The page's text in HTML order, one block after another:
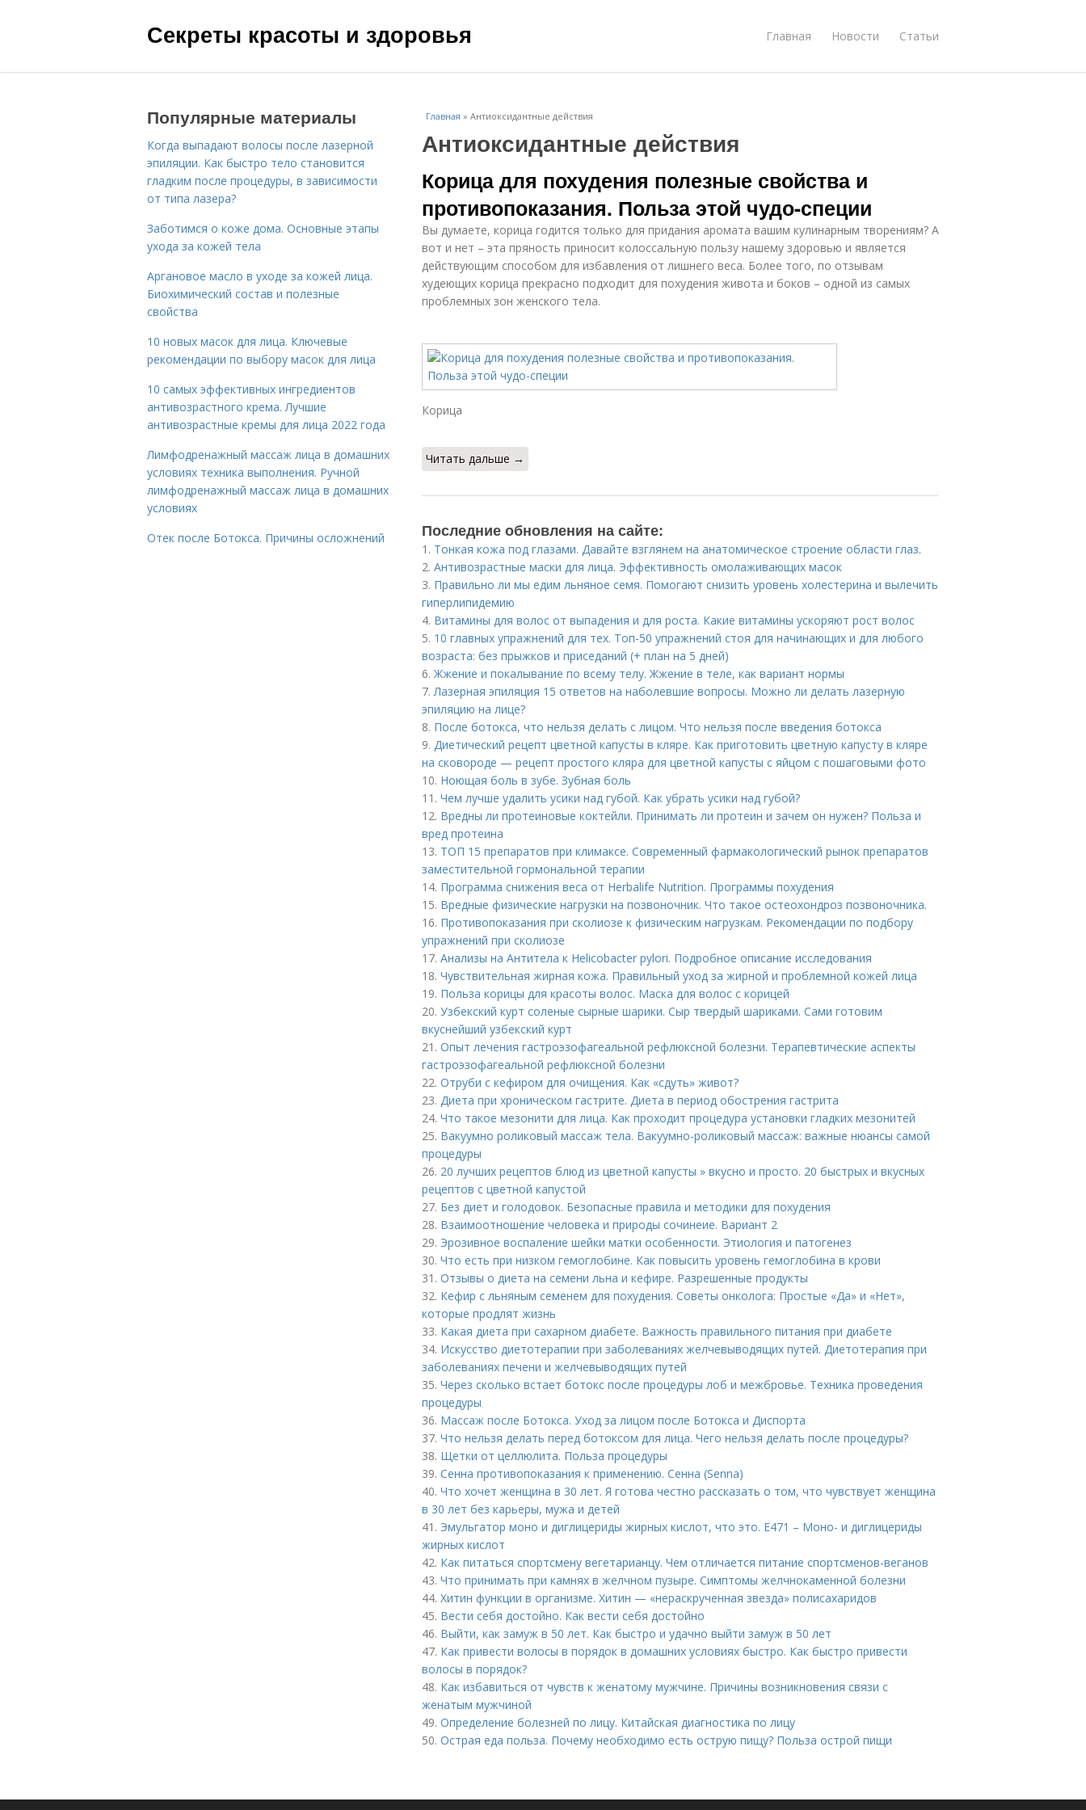
Секреты красоты и здоровья Главная Новости Статьи
Главная » Антиоксидантные действия
Антиоксидантные действия
Корица для похудения полезные свойства и
противопоказания. Польза этой чудо-специи
Вы думаете, корица годится только для придания аромата вашим кулинарным творениям? А
вот и нет – эта пряность приносит колоссальную пользу нашему здоровью и является
действующим способом для избавления от лишнего веса. Более того, по отзывам
худеющих корица прекрасно подходит для похудения живота и боков – одной из самых
проблемных зон женского тела.
Корица
Читать дальше →
Последние обновления на сайте:
1. Тонкая кожа под глазами. Давайте взглянем на анатомическое строение области глаз.
2. Антивозрастные маски для лица. Эффективность омолаживающих масок
3. Правильно ли мы едим льняное семя. Помогают снизить уровень холестерина и вылечить
гиперлипидемию
4. Витамины для волос от выпадения и для роста. Какие витамины ускоряют рост волос
5. 10 главных упражнений для тех. Топ-50 упражнений стоя для начинающих и для любого
возраста: без прыжков и приседаний (+ план на 5 дней)
6.Жжение и покалывание по всему телу. Жжение в теле, как вариант нормы
7.Лазерная эпиляция 15 ответов на наболевшие вопросы. Можно ли делать лазерную
эпиляцию на лице?
8. После ботокса, что нельзя делать с лицом. Что нельзя после введения ботокса
9. Диетический рецепт цветной капусты в кляре. Как приготовить цветную капусту в кляре
на сковороде — рецепт простого кляра для цветной капусты с яйцом с пошаговыми фото
10. Ноющая боль в зубе. Зубная боль
11. Чем лучше удалить усики над губой. Как убрать усики над губой?
12. Вредны ли протеиновые коктейли. Принимать ли протеин и зачем он нужен? Польза и
вред протеина
13. ТОП 15 препаратов при климаксе. Современный фармакологический рынок препаратов
заместительной гормональной терапии
14. Программа снижения веса от Herbalife Nutrition. Программы похудения
15. Вредные физические нагрузки на позвоночник. Что такое остеохондроз позвоночника.
16. Противопоказания при сколиозе к физическим нагрузкам. Рекомендации по подбору
упражнений при сколиозе
17. Анализы на Антитела к Helicobacter pylori. Подробное описание исследования
18. Чувствительная жирная кожа. Правильный уход за жирной и проблемной кожей лица
19. Польза корицы для красоты волос. Маска для волос с корицей
20. Узбекский курт соленые сырные шарики. Сыр твердый шариками. Сами готовим
вкуснейший узбекский курт
21. Опыт лечения гастроэзофагеальной рефлюксной болезни. Терапевтические аспекты
гастроэзофагеальной рефлюксной болезни
22. Отруби с кефиром для очищения. Как «сдуть» живот?
23. Диета при хроническом гастрите. Диета в период обострения гастрита
24. Что такое мезонити для лица. Как проходит процедура установки гладких мезонитей
25. Вакуумно роликовый массаж тела. Вакуумно-роликовый массаж: важные нюансы самой
процедуры
26. 20 лучших рецептов блюд из цветной капусты » вкусно и просто. 20 быстрых и вкусных
рецептов с цветной капустой
27. Без диет и голодовок. Безопасные правила и методики для похудения
28. Взаимоотношение человека и природы сочинеие. Вариант 2
29. Эрозивное воспаление шейки матки особенности. Этиология и патогенез
30. Что есть при низком гемоглобине. Как повысить уровень гемоглобина в крови
31. Отзывы о диета на семени льна и кефире. Разрешенные продукты
32. Кефир с льняным семенем для похудения. Советы онколога: Простые «Да» и «Нет»,
которые продлят жизнь
33. Какая диета при сахарном диабете. Важность правильного питания при диабете
34. Искусство диетотерапии при заболеваниях желчевыводящих путей. Диетотерапия при
заболеваниях печени и желчевыводящих путей
35. Через сколько встает ботокс после процедуры лоб и межбровье. Техника проведения
процедуры
36. Массаж после Ботокса. Уход за лицом после Ботокса и Диспорта
37. Что нельзя делать перед ботоксом для лица. Чего нельзя делать после процедуры?
38. Щетки от целлюлита. Польза процедуры
39. Сенна противопоказания к применению. Сенна (Senna)
40. Что хочет женщина в 30 лет. Я готова честно рассказать о том, что чувствует женщина
в 30 лет без карьеры, мужа и детей
41. Эмульгатор моно и диглицериды жирных кислот, что это. Е471 – Моно- и диглицериды
жирных кислот
42. Как питаться спортсмену вегетарианцу. Чем отличается питание спортсменов-веганов
43. Что принимать при камнях в желчном пузыре. Симптомы желчнокаменной болезни
44. Хитин функции в организме. Хитин — «нераскрученная звезда» полисахаридов
45. Вести себя достойно. Как вести себя достойно
46. Выйти, как замуж в 50 лет. Как быстро и удачно выйти замуж в 50 лет
47. Как привести волосы в порядок в домашних условиях быстро. Как быстро привести
волосы в порядок?
48. Как избавиться от чувств к женатому мужчине. Причины возникновения связи с
женатым мужчиной
49. Определение болезней по лицу. Китайская диагностика по лицу
50. Острая еда польза. Почему необходимо есть острую пищу? Польза острой пищи
Популярные материалы
Когда выпадают волосы после лазерной
эпиляции. Как быстро тело становится
гладким после процедуры, в зависимости
от типа лазера?
Заботимся о коже дома. Основные этапы
ухода за кожей тела
Аргановое масло в уходе за кожей лица.
Биохимический состав и полезные
свойства
10 новых масок для лица. Ключевые
рекомендации по выбору масок для лица
10 самых эффективных ингредиентов
антивозрастного крема. Лучшие
антивозрастные кремы для лица 2022 года
Лимфодренажный массаж лица в домашних
условиях техника выполнения. Ручной
лимфодренажный массаж лица в домашних
условиях
Отек после Ботокса. Причины осложнений